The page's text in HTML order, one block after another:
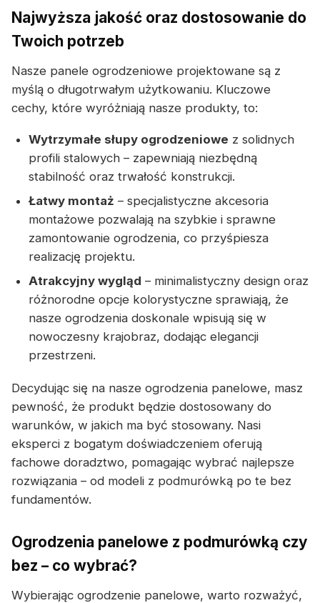
Najwyższa jakość oraz dostosowanie do
Twoich potrzeb
Nasze panele ogrodzeniowe projektowane są z
myślą o długotrwałym użytkowaniu. Kluczowe
cechy, które wyróżniają nasze produkty, to:
Wytrzymałe słupy ogrodzeniowe z solidnych
profili stalowych – zapewniają niezbędną
stabilność oraz trwałość konstrukcji.
Łatwy montaż – specjalistyczne akcesoria
montażowe pozwalają na szybkie i sprawne
zamontowanie ogrodzenia, co przyśpiesza
realizację projektu.
Atrakcyjny wygląd – minimalistyczny design oraz
różnorodne opcje kolorystyczne sprawiają, że
nasze ogrodzenia doskonale wpisują się w
nowoczesny krajobraz, dodając elegancji
przestrzeni.
Decydując się na nasze ogrodzenia panelowe, masz
pewność, że produkt będzie dostosowany do
warunków, w jakich ma być stosowany. Nasi
eksperci z bogatym doświadczeniem oferują
fachowe doradztwo, pomagając wybrać najlepsze
rozwiązania – od modeli z podmurówką po te bez
fundamentów.
Ogrodzenia panelowe z podmurówką czy
bez – co wybrać?
Wybierając ogrodzenie panelowe, warto rozważyć,